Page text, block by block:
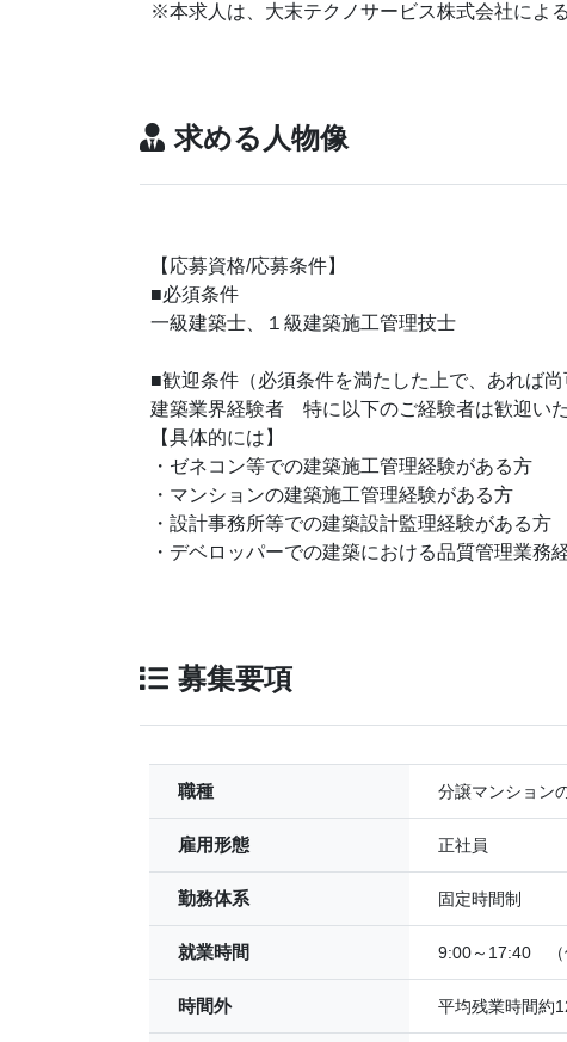
※本求人は、大末テクノサービス株式会社によ
求める人物像
【応募資格/応募条件】
■必須条件
一級建築士、１級建築施工管理技士
■歓迎条件（必須条件を満たした上で、あれば尚
建築業界経験者 特に以下のご経験者は歓迎い
【具体的には】
・ゼネコン等での建築施工管理経験がある方
・マンションの建築施工管理経験がある方
・設計事務所等での建築設計監理経験がある方
・デベロッパーでの建築における品質管理業務
募集要項
職種 分譲マンション
雇用形態 正社員
勤務体系 固定時間制
就業時間 9:00～17:40 （
時間外 平均残業時間約